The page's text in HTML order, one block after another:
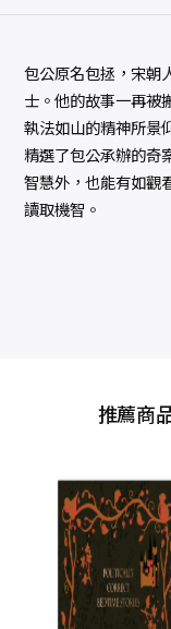
包公原名包拯，宋朝
士。他的故事一再被
執法如山的精神所景
精選了包公承辦的奇
智慧外，也能有如觀
讀取機智。
推薦商